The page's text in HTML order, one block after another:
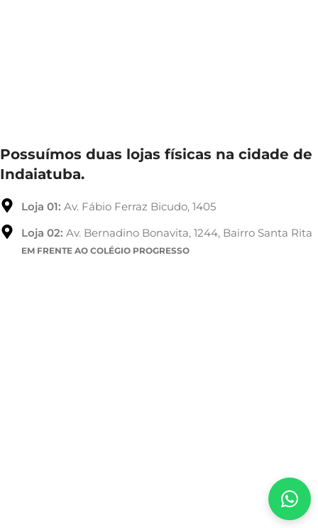
Possuímos duas lojas físicas na cidade de
Indaiatuba.
Loja 01: Av. Fábio Ferraz Bicudo, 1405
Loja 02: Av. Bernadino Bonavita, 1244, Bairro Santa Rita
EM FRENTE AO COLÉGIO PROGRESSO